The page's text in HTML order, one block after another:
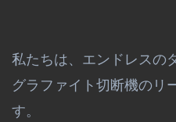
私たちは、エンドレスの
グラファイト切断機のリ
す。